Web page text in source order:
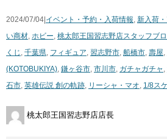
2024/07/04| イベント・予約・入荷情報, 新入荷
い商材, ホビー, 桃太郎王国習志野店スタッフブ
くじ , 千葉県, フィギュア, 習志野市, 船橋市, 壽屋,
(KOTOBUKIYA), 鎌ヶ谷市, 市川市, ガチャガチャ ,
石市, 英雄伝説 ​創の軌跡, リーシャ・マオ, 1/8ス
桃太郎王国習志野店店長